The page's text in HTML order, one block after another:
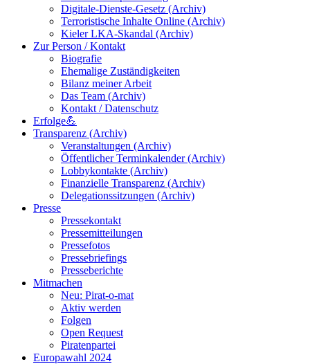
Digitale-Dienste-Gesetz (Archiv)
Terroristische Inhalte Online (Archiv)
Kieler LKA-Skandal (Archiv)
Zur Person / Kontakt
Biografie
Ehemalige Zuständigkeiten
Bilanz meiner Arbeit
Das Team (Archiv)
Kontakt / Datenschutz
Erfolge💪
Transparenz (Archiv)
Veranstaltungen (Archiv)
Öffentlicher Terminkalender (Archiv)
Lobbykontakte (Archiv)
Finanzielle Transparenz (Archiv)
Delegationssitzungen (Archiv)
Presse
Pressekontakt
Pressemitteilungen
Pressefotos
Pressebriefings
Presseberichte
Mitmachen
Neu: Pirat-o-mat
Aktiv werden
Folgen
Open Request
Piratenpartei
Europawahl 2024